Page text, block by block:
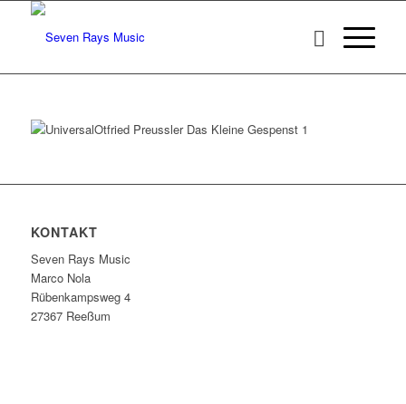
KONTAKT
Seven Rays Music
Marco Nola
Rübenkampsweg 4
27367 Reeßum